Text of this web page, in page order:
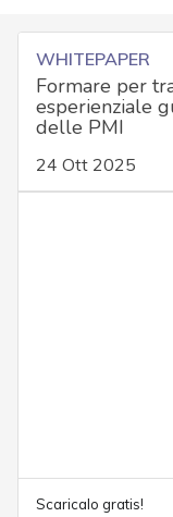
WHITEPAPER
Formare per
esperienziale
delle PMI
24 Ott 2025
Scaricalo gratis!